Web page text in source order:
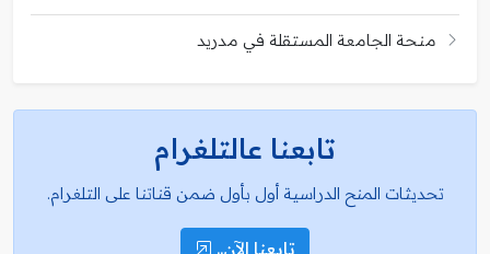
منحة الجامعة المستقلة في مدريد
تابعنا عالتلغرام
تحديثات المنح الدراسية أول بأول ضمن قناتنا على التلغرام.
تابعنا الآن..